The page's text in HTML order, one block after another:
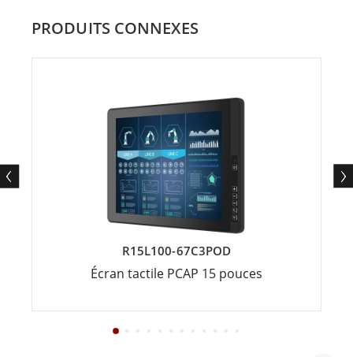
PRODUITS CONNEXES
R15L100-67C3POD
Écran tactile PCAP 15 pouces